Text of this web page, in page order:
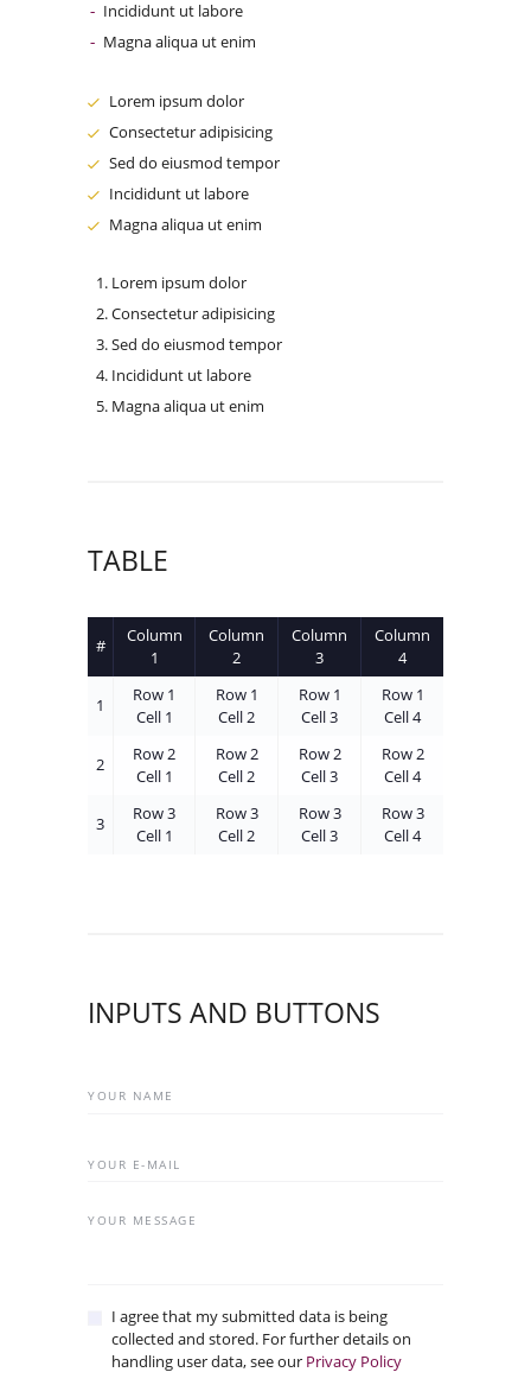
Incididunt ut labore
Magna aliqua ut enim
Lorem ipsum dolor
Consectetur adipisicing
Sed do eiusmod tempor
Incididunt ut labore
Magna aliqua ut enim
Lorem ipsum dolor
Consectetur adipisicing
Sed do eiusmod tempor
Incididunt ut labore
Magna aliqua ut enim
TABLE
#
Column
1
Column
2
Column
3
Column
4
1
Row 1
Cell 1
Row 1
Cell 2
Row 1
Cell 3
Row 1
Cell 4
2
Row 2
Cell 1
Row 2
Cell 2
Row 2
Cell 3
Row 2
Cell 4
3
Row 3
Cell 1
Row 3
Cell 2
Row 3
Cell 3
Row 3
Cell 4
INPUTS AND BUTTONS
I agree that my submitted data is being
collected and stored. For further details on
handling user data, see our Privacy Policy